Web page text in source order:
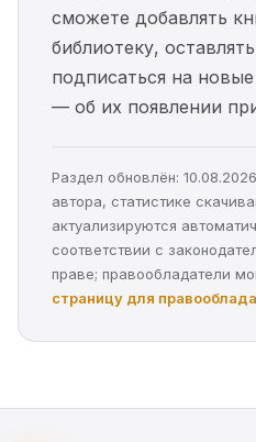
сможете добавлять
библиотеку,
подписаться на
— об их появлении
Раздел обновлён:
автора, статистике
актуализируются
соответствии с
праве; правообладатели
страницу для